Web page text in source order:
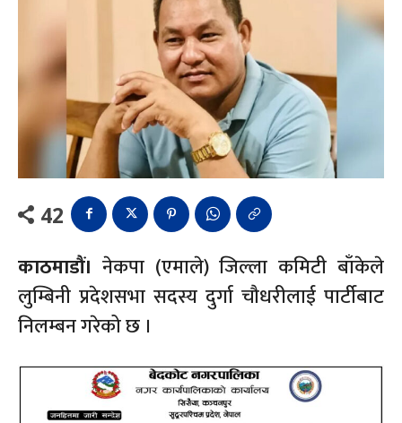
42
काठमाडौं। नेकपा (एमाले) जिल्ला कमिटी बाँकेले
लुम्बिनी प्रदेशसभा सदस्य दुर्गा चौधरीलाई पार्टीबाट
निलम्बन गरेको छ ।